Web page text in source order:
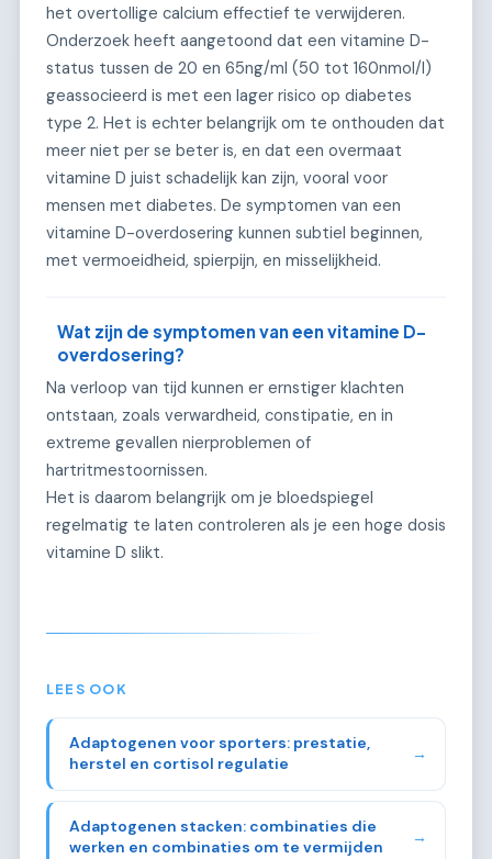
het overtollige calcium effectief te verwijderen.
Onderzoek heeft aangetoond dat een vitamine D-
status tussen de 20 en 65ng/ml (50 tot 160nmol/l)
geassocieerd is met een lager risico op diabetes
type 2. Het is echter belangrijk om te onthouden dat
meer niet per se beter is, en dat een overmaat
vitamine D juist schadelijk kan zijn, vooral voor
mensen met diabetes. De symptomen van een
vitamine D-overdosering kunnen subtiel beginnen,
met vermoeidheid, spierpijn, en misselijkheid.
Wat zijn de symptomen van een vitamine D-
overdosering?
Na verloop van tijd kunnen er ernstiger klachten
ontstaan, zoals verwardheid, constipatie, en in
extreme gevallen nierproblemen of
hartritmestoornissen.
Het is daarom belangrijk om je bloedspiegel
regelmatig te laten controleren als je een hoge dosis
vitamine D slikt.
LEES OOK
Adaptogenen voor sporters: prestatie,
herstel en cortisol regulatie
→
Adaptogenen stacken: combinaties die
werken en combinaties om te vermijden
→